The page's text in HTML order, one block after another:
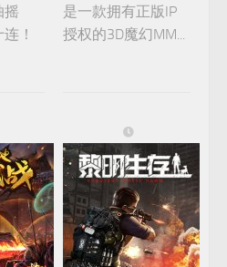
摇
！
是一款拥有正版IP
授权的3D魔幻MM...